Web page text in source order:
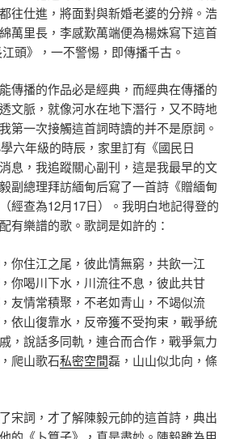
往仕進，將面對與新婚老婆的分辨。浩
萬里長，李感歎萬端便為楊姝寫下這首
江頭》，一不警惕，即傳播千古。
傳播的作品必是經典，而經典在傳播的
文脈，就像河水在地下潛行，又不時地
第一次接觸這首詞時讀的并不是原詞。
六年級的時辰，家里訂有《國民日
息，我追蹤關心副刊，這是我最早的文
副總理拜訪緬甸后寫了一首詩《贈緬甸
經查為12月17日）。我明白地記得登的
有樂譜的歌。歌詞是如許的：
你住江之尾，彼此情無窮，共飲一江
你喝川下水，川流往不息，彼此共甘
友情常積聚，不老如青山，不竭似流
依山復靠水，反帝獲不受拘束，戰爭統
，說話多同軌，連合而合作，戰爭氣力
爬山歌石私密空間磊，山山似北向，條
宋詞，才了解陳毅元帥的這首詩，典出